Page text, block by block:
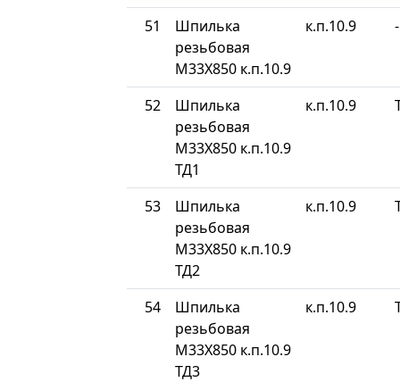
51
Шпилька
резьбовая
М33Х850 к.п.10.9
к.п.10.9 -
52
Шпилька
резьбовая
М33Х850 к.п.10.9
ТД1
к.п.10.9
53
Шпилька
резьбовая
М33Х850 к.п.10.9
ТД2
к.п.10.9
54
Шпилька
резьбовая
М33Х850 к.п.10.9
ТД3
к.п.10.9